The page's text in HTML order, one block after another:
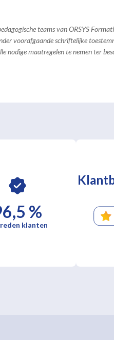
teams van ORSYS
voorafgaande schriftelijke
nodige maatregelen te nemen ter
%
klanten